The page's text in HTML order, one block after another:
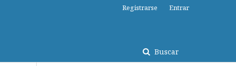
Buscar
Registrarse Entrar